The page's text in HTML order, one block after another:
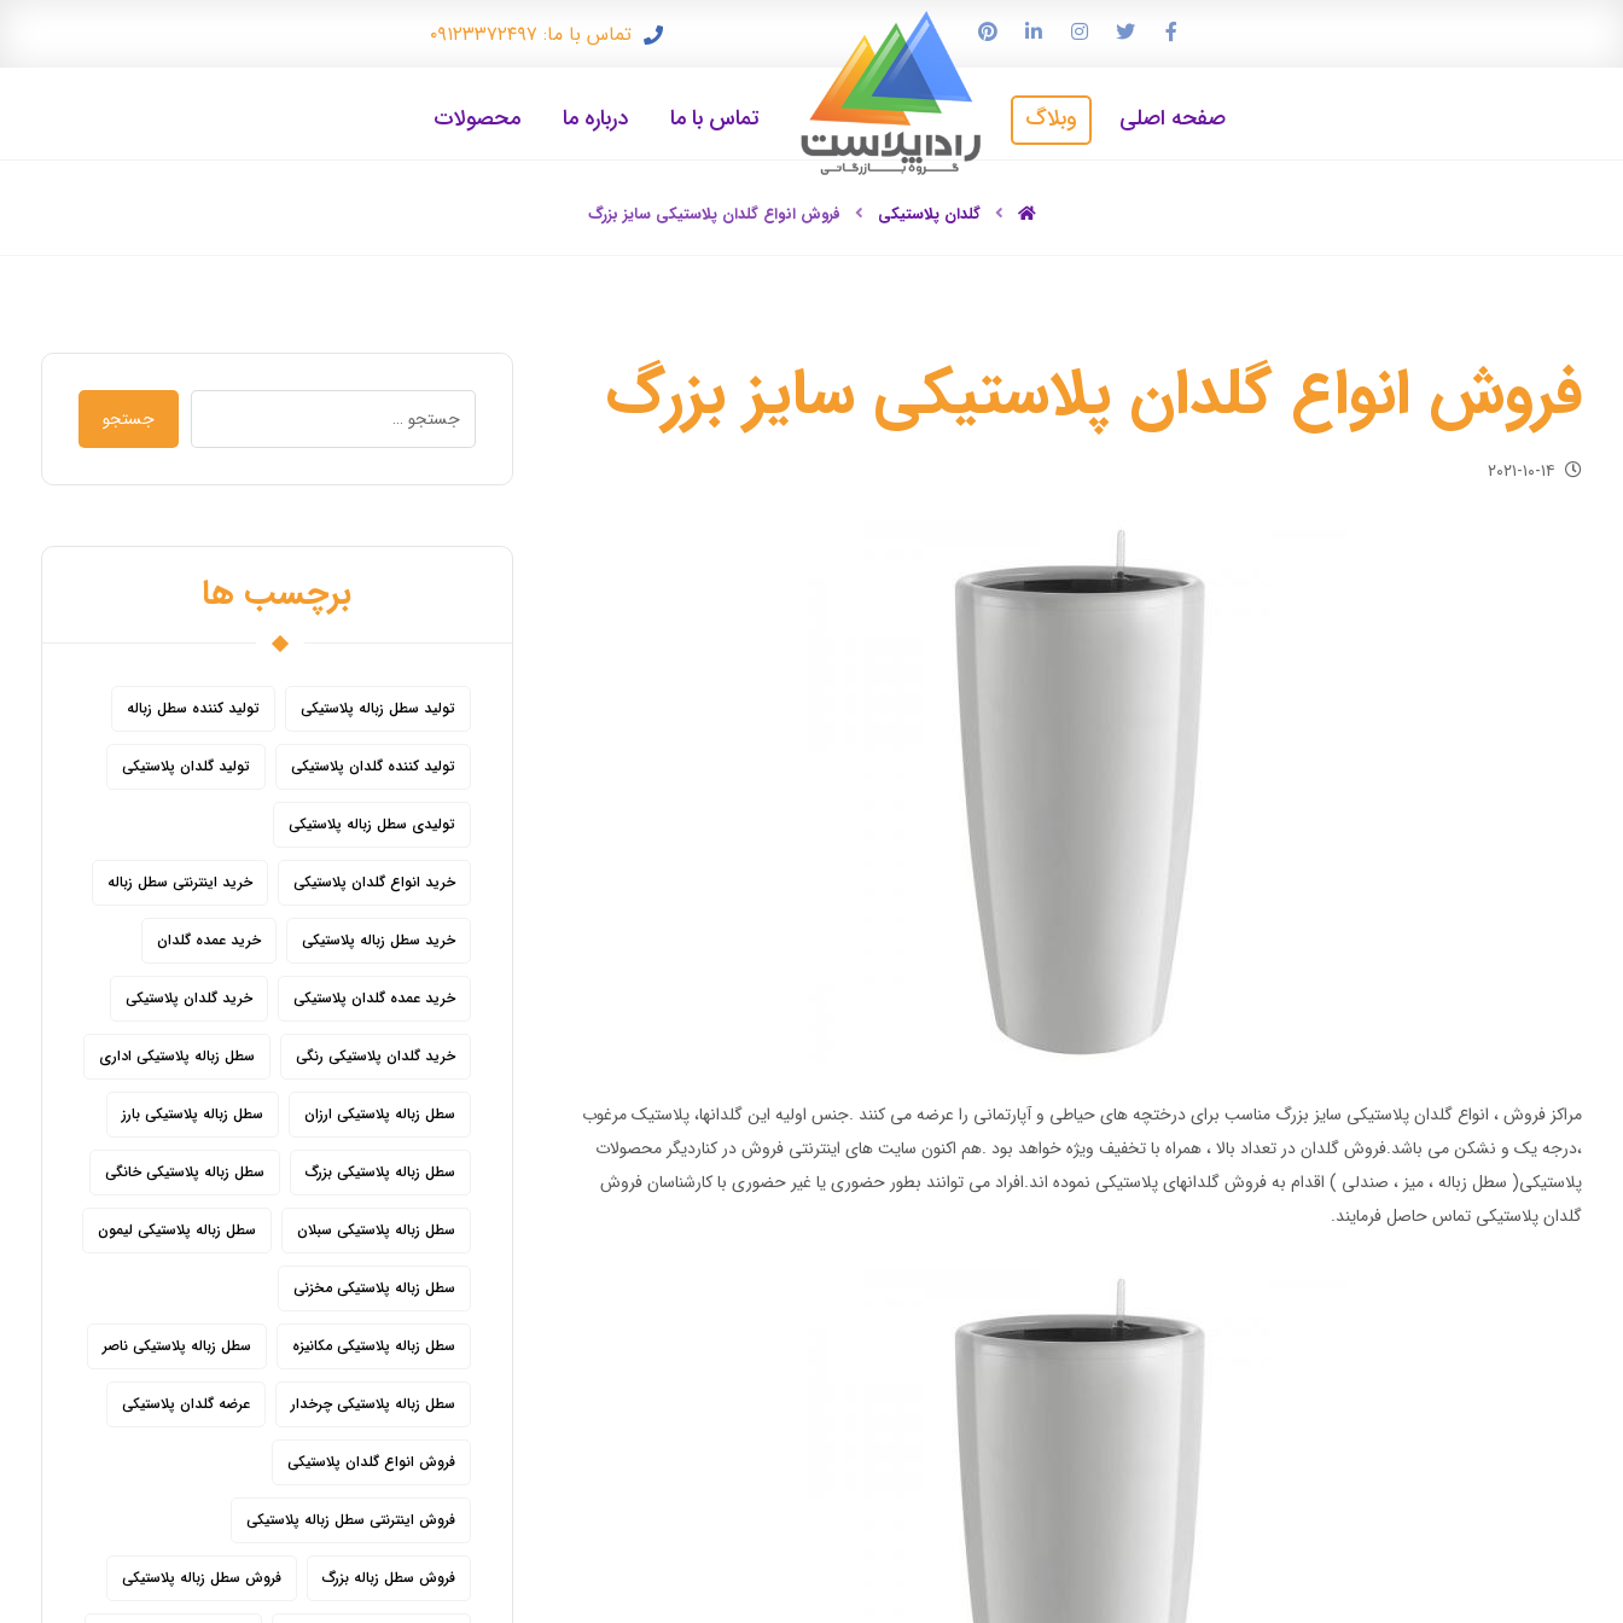
تماس با ما: ۰۹۱۲۳۳۷۲۴۹۷
تماس با ما درباره ما محصولات صفحه اصلی وبلاگ
گلدان پلاستیکی فروش انواع گلدان پلاستیکی سایز بزرگ
فروش انواع گلدان پلاستیکی سایز بزرگ
۲۰۲۱-۱۰-۱۴
مراکز فروش ، انواع گلدان پلاستیکی سایز بزرگ مناسب برای درختچه های حیاطی و آپارتمانی را عرضه می کنند .جنس اولیه این گلدانها، پلاستیک مرغوب
،درجه یک و نشکن می باشد.فروش گلدان در تعداد بالا ، همراه با تخفیف ویژه خواهد بود .هم اکنون سایت های اینترنتی فروش در کناردیگر محصولات
پلاستیکی( سطل زباله ، میز ، صندلی ) اقدام به فروش گلدانهای پلاستیکی نموده اند.افراد می توانند بطور حضوری یا غیر حضوری با کارشناسان فروش
گلدان پلاستیکی تماس حاصل فرمایند.
جستجو
برچسب ها
تولید سطل زباله پلاستیکی تولید کننده سطل زباله
تولید کننده گلدان پلاستیکی تولید گلدان پلاستیکی
تولیدی سطل زباله پلاستیکی
خرید انواع گلدان پلاستیکی خرید اینترنتی سطل زباله
خرید سطل زباله پلاستیکی خرید عمده گلدان
خرید عمده گلدان پلاستیکی خرید گلدان پلاستیکی
خرید گلدان پلاستیکی رنگی سطل زباله پلاستیکی اداری
سطل زباله پلاستیکی ارزان سطل زباله پلاستیکی بارز
سطل زباله پلاستیکی بزرگ سطل زباله پلاستیکی خانگی
سطل زباله پلاستیکی سبلان سطل زباله پلاستیکی لیمون
سطل زباله پلاستیکی مخزنی
سطل زباله پلاستیکی مکانیزه سطل زباله پلاستیکی ناصر
سطل زباله پلاستیکی چرخدار عرضه گلدان پلاستیکی
فروش انواع گلدان پلاستیکی
فروش اینترنتی سطل زباله پلاستیکی
فروش سطل زباله بزرگ فروش سطل زباله پلاستیکی